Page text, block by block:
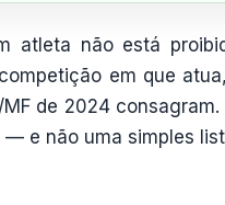
atleta não está
em que
de 2024
e não uma simples